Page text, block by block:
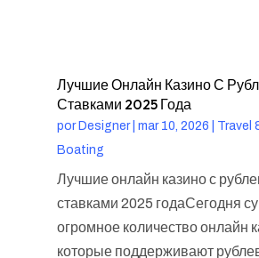
Лучшие Онлайн Казино С
Ставками 2025 Года
por Designer| mar 10, 2026
Travel
Boating
Лучшие онлайн казино с
ставками 2025 годаСегодня
огромное количество онлайн
которые поддерживают